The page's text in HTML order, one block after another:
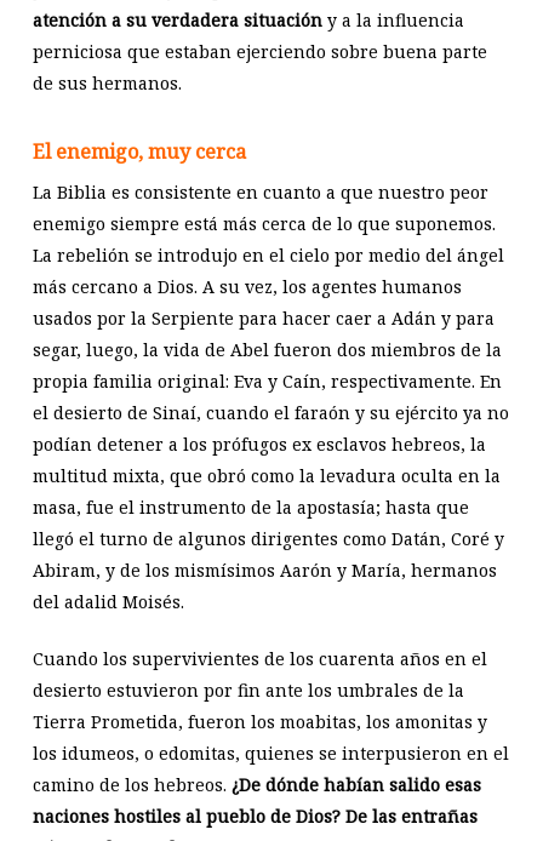
atención a su verdadera situacióny a la influencia
perniciosa que estaban ejerciendo sobre buena parte
de sus hermanos.
El enemigo, muy cerca
La Biblia es consistente en cuanto a que nuestro peor
enemigo siempre está más cerca de lo que suponemos.
La rebelión se introdujo en el cielo por medio del ángel
más cercano a Dios. A su vez, los agentes humanos
usados por la Serpiente para hacer caer a Adán y para
segar, luego, la vida de Abel fueron dos miembros de la
propia familia original: Eva y Caín, respectivamente. En
el desierto de Sinaí, cuando el faraón y su ejército ya no
podían detener a los prófugos ex esclavos hebreos, la
multitud mixta, que obró como la levadura oculta en la
masa, fue el instrumento de la apostasía; hasta que
llegó el turno de algunos dirigentes como Datán, Coré y
Abiram, y de los mismísimos Aarón y María, hermanos
del adalid Moisés.
Cuando los supervivientes de los cuarenta años en el
desierto estuvieron por fin ante los umbrales de la
Tierra Prometida, fueron los moabitas, los amonitas y
los idumeos, o edomitas, quienes se interpusieron en el
camino de los hebreos. ¿De dónde habían salido esas
naciones hostiles al pueblo de Dios? De las entrañas